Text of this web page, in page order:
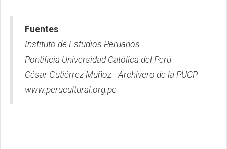
Fuentes:
Instituto de Estudios Peruanos
Pontificia Universidad Católica del Perú
César Gutiérrez Muñoz - Archivero de la PUCP
www.perucultural.org.pe